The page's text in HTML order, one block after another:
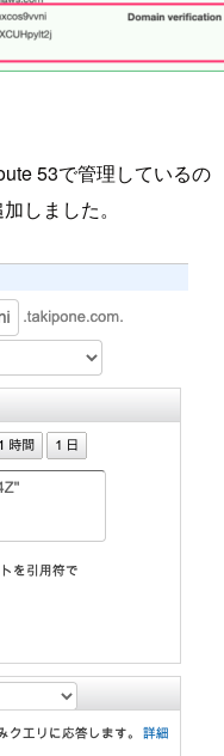
53で管理しているの
しました。